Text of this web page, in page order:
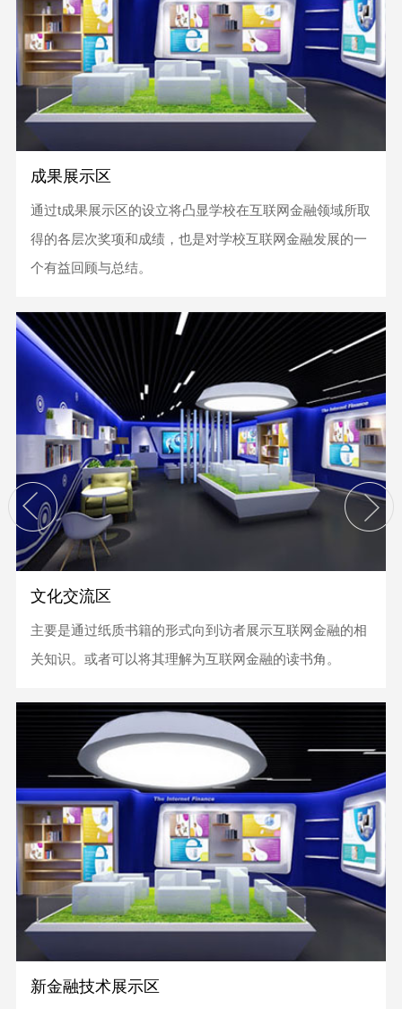
成果展示区
通过t成果展示区的设立将凸显学校在互联网金融领域所取
得的各层次奖项和成绩，也是对学校互联网金融发展的一
个有益回顾与总结。
文化交流区
主要是通过纸质书籍的形式向到访者展示互联网金融的相
关知识。或者可以将其理解为互联网金融的读书角。
新金融技术展示区